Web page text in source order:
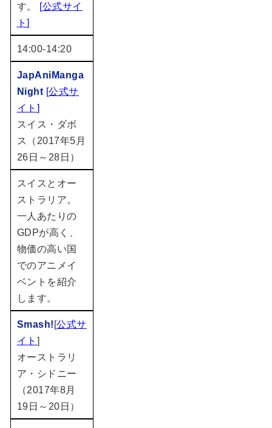
す。
[公式サイ
ト]
14:00-14:20
JapAniManga
Night [公式サ
イト ]
スイス・ダボ
ス（2017年5月
26日～28日）
スイスとオー
ストラリア。
一人あたりの
GDPが高く、
物価の高い国
でのアニメイ
ベントを紹介
します。
Smash! [公式サ
イト ]
オーストラリ
ア・シドニー
（2017年8月
19日～20日）